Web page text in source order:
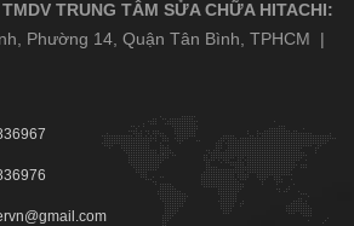
TRUNG TÂM SỬA CHỮA HITACHI:
Phường 14, Quận Tân Bình, TPHCM |